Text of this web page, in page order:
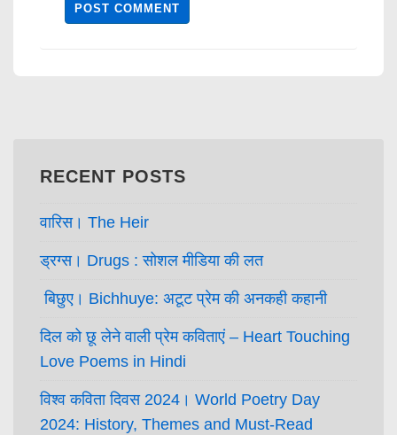
RECENT POSTS
वारिस। The Heir
ड्रग्स। Drugs : सोशल मीडिया की लत
बिछुए। Bichhuye: अटूट प्रेम की अनकही कहानी
दिल को छू लेने वाली प्रेम कविताएं – Heart Touching
Love Poems in Hindi
विश्व कविता दिवस 2024। World Poetry Day
2024: History, Themes and Must-Read